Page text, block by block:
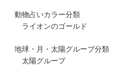
動物占いカラー分類
ライオンのゴールド
地球・月・太陽グルーブ分類
太陽グループ